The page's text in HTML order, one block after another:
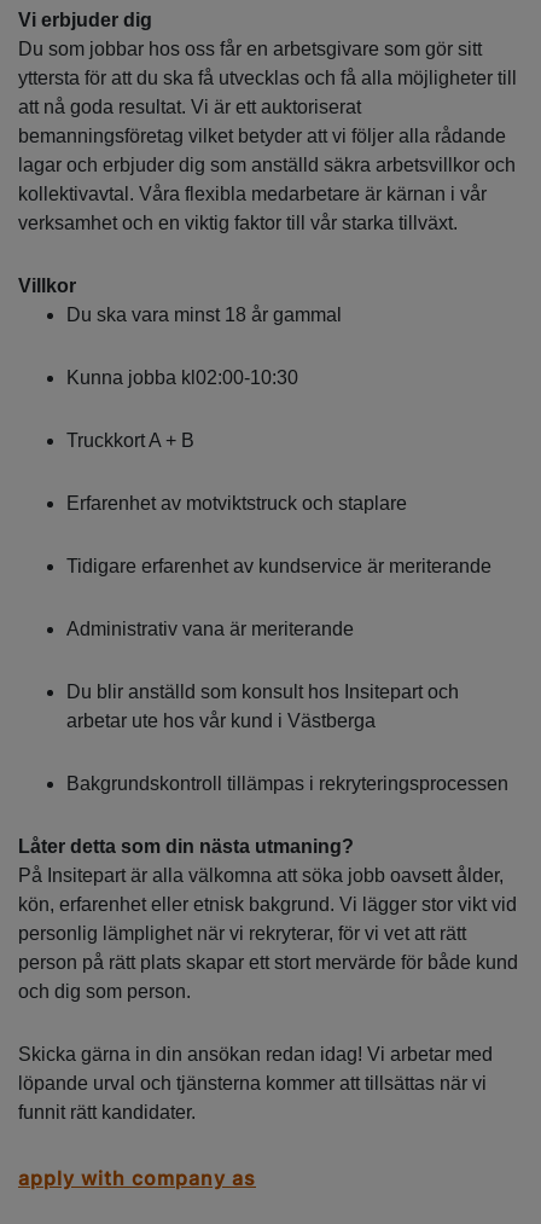
Vi erbjuder dig
Du som jobbar hos oss får en arbetsgivare som gör sitt
yttersta för att du ska få utvecklas och få alla möjligheter till
att nå goda resultat. Vi är ett auktoriserat
bemanningsföretag vilket betyder att vi följer alla rådande
lagar och erbjuder dig som anställd säkra arbetsvillkor och
kollektivavtal. Våra flexibla medarbetare är kärnan i vår
verksamhet och en viktig faktor till vår starka tillväxt.
Villkor
Du ska vara minst 18 år gammal
Kunna jobba kl02:00-10:30
Truckkort A + B
Erfarenhet av motviktstruck och staplare
Tidigare erfarenhet av kundservice är meriterande
Administrativ vana är meriterande
Du blir anställd som konsult hos Insitepart och
arbetar ute hos vår kund i Västberga
Bakgrundskontroll tillämpas i rekryteringsprocessen
Låter detta som din nästa utmaning?
På Insitepart är alla välkomna att söka jobb oavsett ålder,
kön, erfarenhet eller etnisk bakgrund. Vi lägger stor vikt vid
personlig lämplighet när vi rekryterar, för vi vet att rätt
person på rätt plats skapar ett stort mervärde för både kund
och dig som person.
Skicka gärna in din ansökan redan idag! Vi arbetar med
löpande urval och tjänsterna kommer att tillsättas när vi
funnit rätt kandidater.
apply with company as